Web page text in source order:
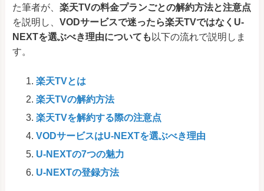
た筆者が、 楽天TVの料金プランごとの解約方法と注意点
を説明し、 VODサービスで迷ったら楽天TVではなくU-
NEXTを選ぶべき理由についても 以下の流れで説明しま
す。
楽天TVとは
楽天TVの解約方法
楽天TVを解約する際の注意点
VODサービスはU-NEXTを選ぶべき理由
U-NEXTの7つの魅力
U-NEXTの登録方法